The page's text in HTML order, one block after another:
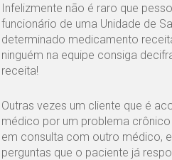
Infelizmente não é raro que
funcionário de uma Unidade de
determinado medicamento
ninguém na equipe consiga
receita!
Outras vezes um cliente que é
médico por um problema
em consulta com outro médico,
perguntas que o paciente já